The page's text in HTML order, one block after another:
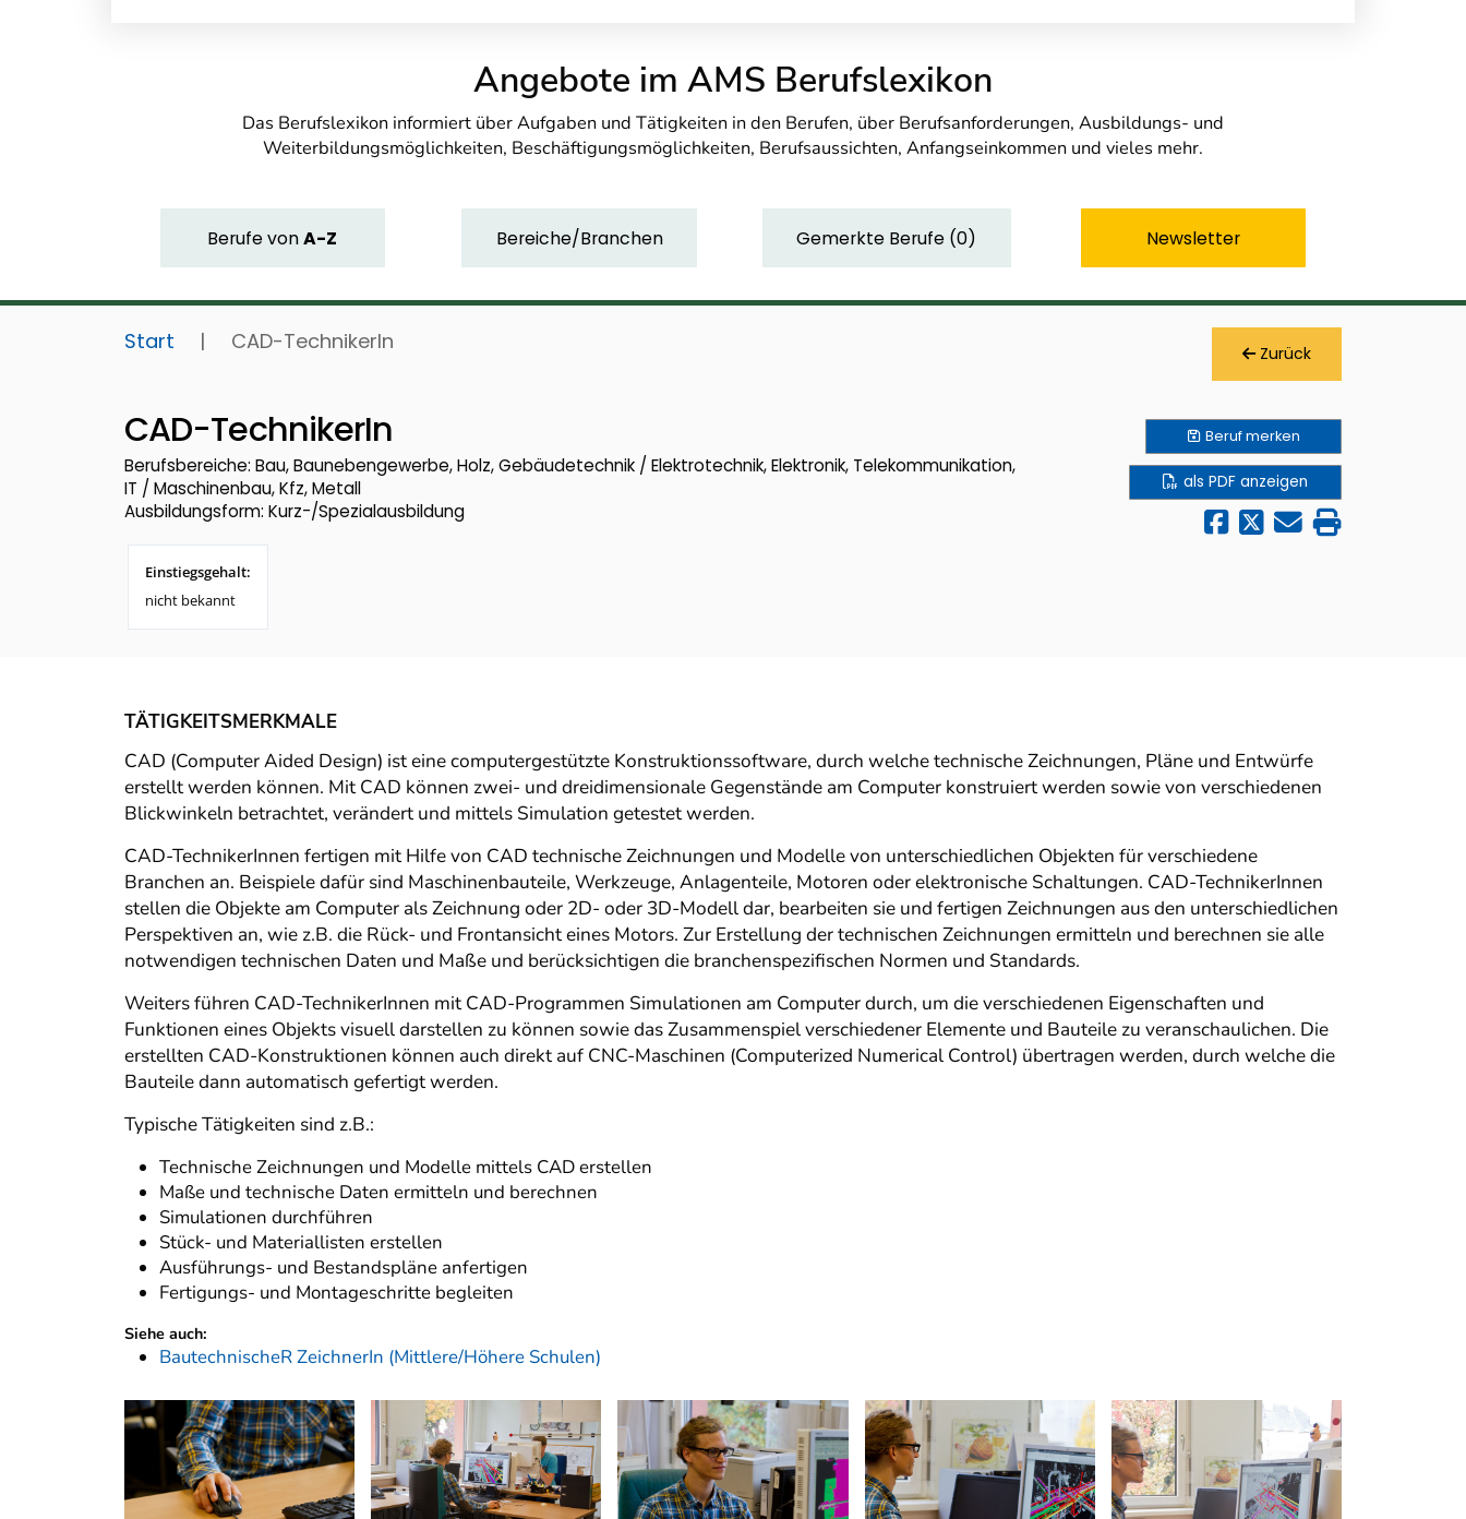
Angebote im AMS Berufslexikon
Das Berufslexikon informiert über Aufgaben und Tätigkeiten in den Berufen, über Berufsanforderungen, Ausbildungs- und
Weiterbildungsmöglichkeiten, Beschäftigungsmöglichkeiten, Berufsaussichten, Anfangseinkommen und vieles mehr.
BerufevonA-Z Bereiche/Branchen Gemerkte Berufe (0) Newsletter
Start | CAD-TechnikerIn Zurück
CAD-TechnikerIn
Berufsbereiche: Bau, Baunebengewerbe, Holz, Gebäudetechnik / Elektrotechnik, Elektronik, Telekommunikation,
IT / Maschinenbau, Kfz, Metall
Ausbildungsform: Kurz-/Spezialausbildung
Einstiegsgehalt:
nicht bekannt
Berufmerken
als PDF anzeigen
TÄTIGKEITSMERKMALE
CAD (Computer Aided Design) ist eine computergestützte Konstruktionssoftware, durch welche technische Zeichnungen, Pläne und Entwürfe
erstellt werden können. Mit CAD können zwei- und dreidimensionale Gegenstände am Computer konstruiert werden sowie von verschiedenen
Blickwinkeln betrachtet, verändert und mittels Simulation getestet werden.
CAD-TechnikerInnen fertigen mit Hilfe von CAD technische Zeichnungen und Modelle von unterschiedlichen Objekten für verschiedene
Branchen an. Beispiele dafür sind Maschinenbauteile, Werkzeuge, Anlagenteile, Motoren oder elektronische Schaltungen. CAD-TechnikerInnen
stellen die Objekte am Computer als Zeichnung oder 2D- oder 3D-Modell dar, bearbeiten sie und fertigen Zeichnungen aus den unterschiedlichen
Perspektiven an, wie z.B. die Rück- und Frontansicht eines Motors. Zur Erstellung der technischen Zeichnungen ermitteln und berechnen sie alle
notwendigen technischen Daten und Maße und berücksichtigen die branchenspezifischen Normen und Standards.
Weiters führen CAD-TechnikerInnen mit CAD-Programmen Simulationen am Computer durch, um die verschiedenen Eigenschaften und
Funktionen eines Objekts visuell darstellen zu können sowie das Zusammenspiel verschiedener Elemente und Bauteile zu veranschaulichen. Die
erstellten CAD-Konstruktionen können auch direkt auf CNC-Maschinen (Computerized Numerical Control) übertragen werden, durch welche die
Bauteile dann automatisch gefertigt werden.
Typische Tätigkeiten sind z.B.:
Technische Zeichnungen und Modelle mittels CAD erstellen
Maße und technische Daten ermitteln und berechnen
Simulationen durchführen
Stück- und Materiallisten erstellen
Ausführungs- und Bestandspläne anfertigen
Fertigungs- und Montageschritte begleiten
Siehe auch:
BautechnischeR ZeichnerIn (Mittlere/Höhere Schulen)